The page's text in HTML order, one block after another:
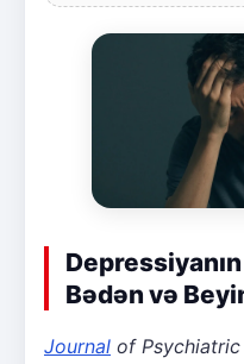
Bədən və
Journal of Psychiatric